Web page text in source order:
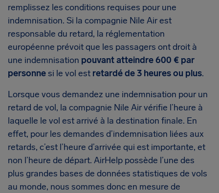
remplissez les conditions requises pour une
indemnisation. Si la compagnie Nile Air est
responsable du retard, la réglementation
européenne prévoit que les passagers ont droit à
une indemnisation pouvant atteindre 600 € par
personnesi le vol est retardé de 3 heures ou plus.
Lorsque vous demandez une indemnisation pour un
retard de vol, la compagnie Nile Air vérifie l’heure à
laquelle le vol est arrivé à la destination finale. En
effet, pour les demandes d’indemnisation liées aux
retards, c’est l’heure d’arrivée qui est importante, et
non l’heure de départ. AirHelp possède l’une des
plus grandes bases de données statistiques de vols
au monde, nous sommes donc en mesure de